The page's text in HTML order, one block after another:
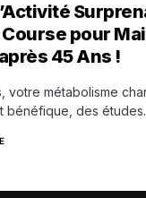
pour
45 Ans !
votre métabolisme
bénéfique, des